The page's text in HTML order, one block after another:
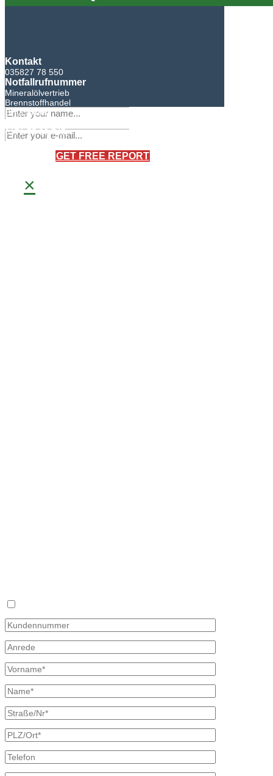
GET FREE REPORT
×
Kontakt
035827 78 550
Notfallrufnummer
Mineralölvertrieb
Brennstoffhandel
BHG Laden
Sandro Bretschneider
0171 75 90 745
×